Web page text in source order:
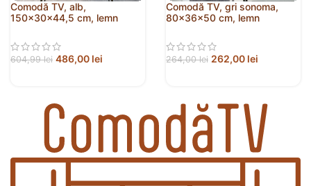
Comodă TV, alb,
150x30x44,5 cm, lemn
604,99lei 486,00 lei
Comodă TV, gri sonoma,
80x36x50 cm, lemn
264,00lei 262,00 lei